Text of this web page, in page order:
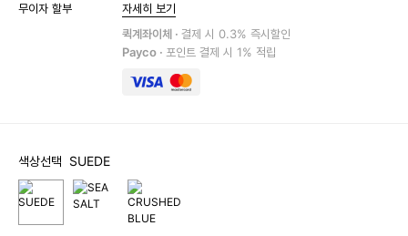
무이자 할부
자세히 보기
퀵계좌이체 · 결제 시 0.3% 즉시할인
Payco · 포인트 결제 시 1% 적립
색상선택 SUEDE